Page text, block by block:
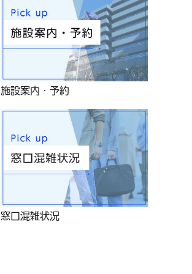
施設案内・予約
窓口混雑状況